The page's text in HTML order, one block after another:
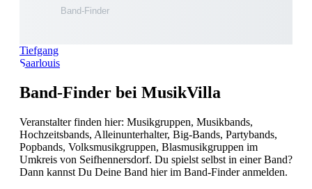
Tiefgang
Saarlouis
Band-Finder bei MusikVilla
Veranstalter finden hier: Musikgruppen, Musikbands,
Hochzeitsbands, Alleinunterhalter, Big-Bands, Partybands,
Popbands, Volksmusikgruppen, Blasmusikgruppen im
Umkreis von Seifhennersdorf. Du spielst selbst in einer Band?
Dann kannst Du Deine Band hier im Band-Finder anmelden.